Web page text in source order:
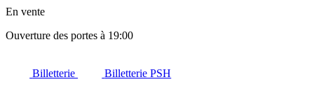
En vente
Ouverture des portes à 19:00
Billetterie Billetterie PSH